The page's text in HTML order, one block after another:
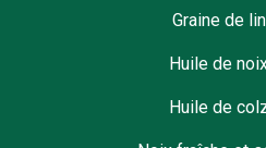
Graine de
Huile de
Huile de